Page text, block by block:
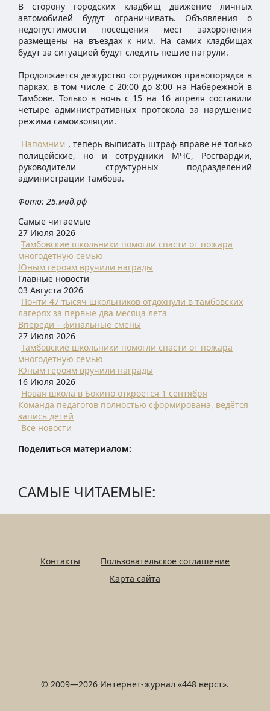
В сторону городских кладбищ движение личных
автомобилей будут ограничивать. Объявления о
недопустимости посещения мест захоронения
размещены на въездах к ним. На самих кладбищах
будут за ситуацией будут следить пешие патрули.
Продолжается дежурство сотрудников правопорядка в
парках, в том числе с 20:00 до 8:00 на Набережной в
Тамбове. Только в ночь с 15 на 16 апреля составили
четыре административных протокола за нарушение
режима самоизоляции.
Напомним , теперь выписать штраф вправе не только
полицейские, но и сотрудники МЧС, Росгвардии,
руководители структурных подразделений
администрации Тамбова.
Фото: 25.мвд.рф
Самые читаемые
27 Июля 2026
Тамбовские школьники помогли спасти от пожара
многодетную семью
Юным героям вручили награды
Главные новости
03 Августа 2026
Почти 47 тысяч школьников отдохнули в тамбовских
лагерях за первые два месяца лета
Впереди – финальные смены
27 Июля 2026
Тамбовские школьники помогли спасти от пожара
многодетную семью
Юным героям вручили награды
16 Июля 2026
Новая школа в Бокино откроется 1 сентября
Команда педагогов полностью сформирована, ведётся
запись детей
Все новости
Поделиться материалом:
САМЫЕ ЧИТАЕМЫЕ:
Контакты
Пользовательское соглашение
Карта сайта
© 2009—2026 Интернет-журнал «448 вёрст».